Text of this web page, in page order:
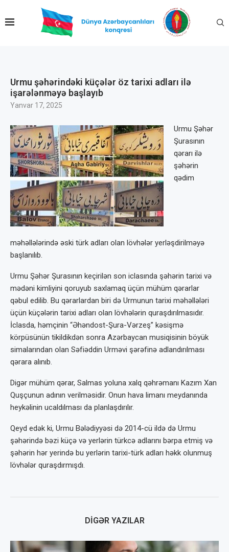
Urmu şəhərindəki küçələr öz tarixi adları ilə
işarələnməyə başlayıb
Yanvar 17, 2025
Urmu Şəhər
Şurasının
qərarı ilə
şəhərin
qədim
məhəllələrində əski türk adları olan lövhələr yerləşdirilməyə
başlanılıb.
Urmu Şəhər Şurasının keçirilən son iclasında şəhərin tarixi və
mədəni kimliyini qoruyub saxlamaq üçün mühüm qərarlar
qəbul edilib. Bu qərarlardan biri də Urmunun tarixi məhəllələri
üçün küçələrin tarixi adları olan lövhələrin quraşdırılmasıdır.
İclasda, həmçinin “Əhəndost-Şura-Vərzeş” kəsişmə
körpüsünün tikildikdən sonra Azərbaycan musiqisinin böyük
simalarından olan Səfiəddin Urməvi şərəfinə adlandırılması
qərara alınıb.
Digər mühüm qərar, Salmas yoluna xalq qəhrəmanı Kazım Xan
Quşçunun adının verilməsidir. Onun hava limanı meydanında
heykəlinin ucaldılması da planlaşdırılır.
Qeyd edək ki, Urmu Bələdiyyəsi də 2014-cü ildə də Urmu
şəhərində bəzi küçə və yerlərin türkcə adlarını bərpa etmiş və
şəhərin hər yerində bu yerlərin tarixi-türk adları həkk olunmuş
lövhələr quraşdırmışdı.
DIGƏR YAZILAR